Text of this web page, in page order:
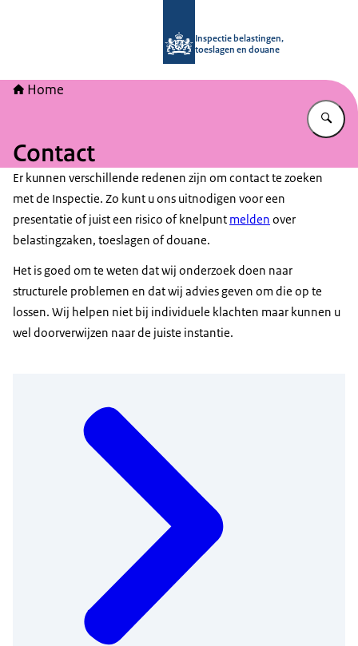
Inspectie belastingen,
toeslagen en douane
Home
Contact
Er kunnen verschillende redenen zijn om contact te zoeken
met de Inspectie. Zo kunt u ons uitnodigen voor een
presentatie of juist een risico of knelpunt melden over
belastingzaken, toeslagen of douane.
Het is goed om te weten dat wij onderzoek doen naar
structurele problemen en dat wij advies geven om die op te
lossen. Wij helpen niet bij individuele klachten maar kunnen u
wel doorverwijzen naar de juiste instantie.